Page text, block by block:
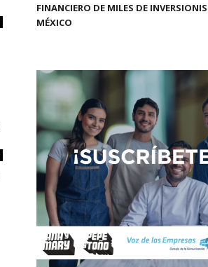
FINANCIERO DE MILES DE
MÉXICO